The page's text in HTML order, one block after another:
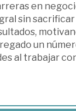
en
sin
un
al trabajar